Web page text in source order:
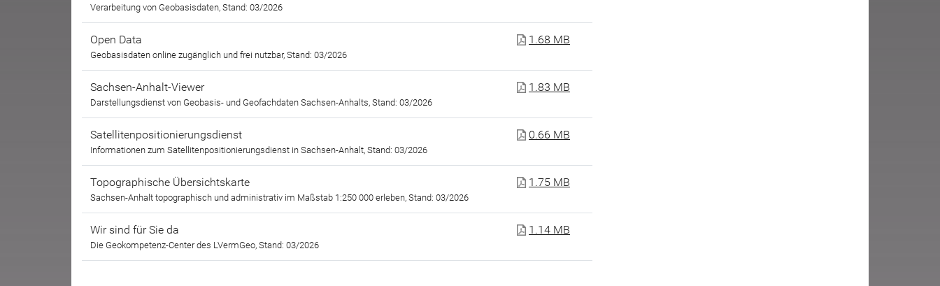
Verarbeitung von Geobasisdaten, Stand: 03/2026
Open Data
Geobasisdaten online zugänglich und frei nutzbar, Stand: 03/2026
1.68 MB
Sachsen-Anhalt-Viewer
Darstellungsdienst von Geobasis- und Geofachdaten Sachsen-Anhalts, Stand: 03/2026
1.83 MB
Satellitenpositionierungsdienst
Informationen zum Satellitenpositionierungsdienst in Sachsen-Anhalt, Stand: 03/2026
0.66 MB
Topographische Übersichtskarte
Sachsen-Anhalt topographisch und administrativ im Maßstab 1:250 000 erleben, Stand: 03/2026
1.75 MB
Wir sind für Sie da
Die Geokompetenz-Center des LVermGeo, Stand: 03/2026
1.14 MB